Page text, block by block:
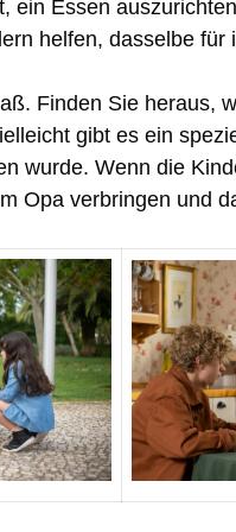
ein Essen
helfen, dasselbe für
Finden Sie heraus,
gibt es ein
wurde. Wenn die
Opa verbringen und